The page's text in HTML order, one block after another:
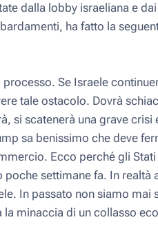
dalla lobby israeliana e
ha fatto la
Se Israele
tale ostacolo. Dovrà
si scatenerà una grave crisi
sa benissimo che deve
Ecco perché gli Stati
settimane fa. In realtà
In passato non siamo mai
la minaccia di un collasso